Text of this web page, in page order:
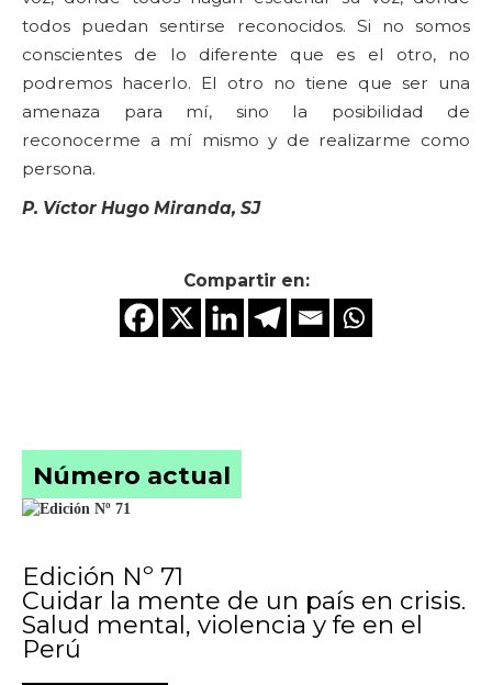
todos puedan sentirse reconocidos. Si no somos
conscientes de lo diferente que es el otro, no
podremos hacerlo. El otro no tiene que ser una
amenaza para mí, sino la posibilidad de
reconocerme a mí mismo y de realizarme como
persona.
P. Víctor Hugo Miranda, SJ
Compartir en:
Número actual
Edición Nº 71
Cuidar la mente de un país en crisis.
Salud mental, violencia y fe en el
Perú